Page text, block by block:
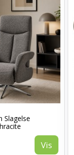
Slagelse
Vis